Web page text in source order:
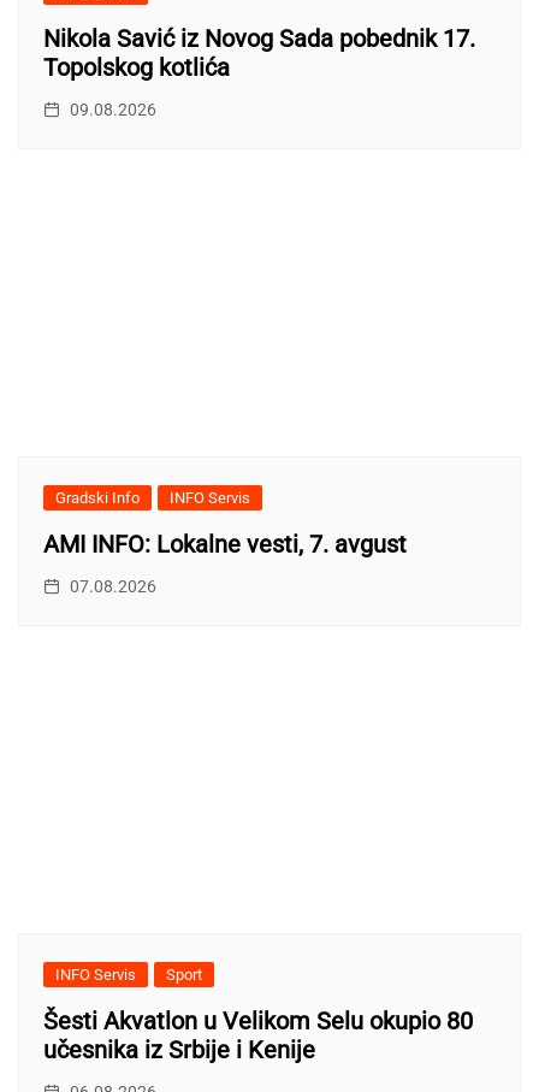
Nikola Savić iz Novog Sada pobednik 17.
Topolskog kotlića
09.08.2026
Gradski Info INFO Servis
AMI INFO: Lokalne vesti, 7. avgust
07.08.2026
INFO Servis Sport
Šesti Akvatlon u Velikom Selu okupio 80
učesnika iz Srbije i Kenije